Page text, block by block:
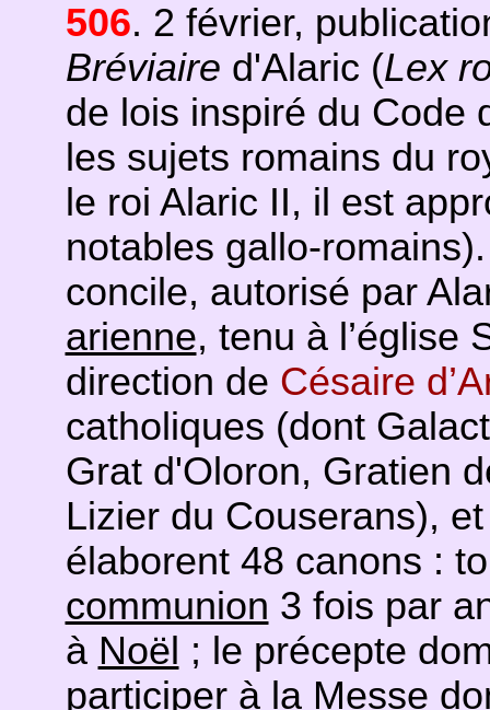
506. 2 février,
Bréviaire d'Alaric (Lex
de lois inspiré du Code
les sujets romains du
le roi Alaric II, il est
notables gallo-
concile, autorisé par
arienne, tenu à l’église
direction de Césaire
catholiques (dont
Grat d'Oloron, Gratien
Lizier du Couserans),
élaborent 48 canons :
communion 3 fois par
à Noël ; le précepte
participer à la Messe